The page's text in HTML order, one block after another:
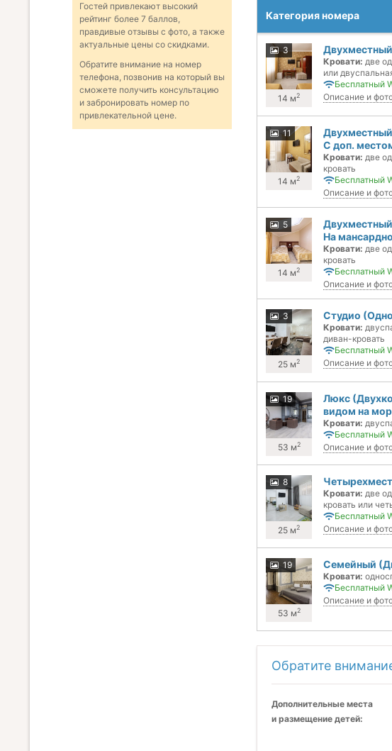
Категория номера
3
14 м2
Кровати: две
или
Бесплатный
Описание и
11
14 м2
С доп.
Кровати: две
кровать
Бесплатный
Описание и
5
14 м2
На
Кровати: две
кровать
Бесплатный
Описание и
3
25 м2
Студио
Кровати:
диван-кровать
Бесплатный
Описание и
19
53 м2
Люкс
видом на
Кровати:
Бесплатный
Описание и
8
25 м2
Кровати: две
кровать или
Бесплатный
Описание и
19
53 м2
Семейный
Кровати:
Бесплатный
Описание и
Обратите
Дополнительные места
и размещение детей:
Гостей привлекают высокий
рейтинг более 7 баллов,
правдивые отзывы с фото, а также
актуальные цены со скидками.
Обратите внимание на номер
телефона, позвонив на который вы
сможете получить консультацию
и забронировать номер по
привлекательной цене.